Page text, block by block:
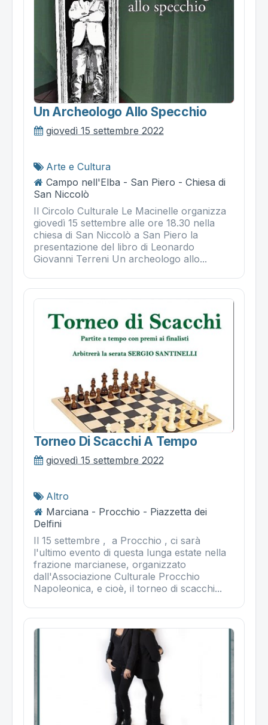
Un Archeologo Allo Specchio
giovedì 15 settembre 2022
Arte e Cultura
Campo nell'Elba - San Piero - Chiesa di
San Niccolò
Il Circolo Culturale Le Macinelle organizza
giovedì 15 settembre alle ore 18.30 nella
chiesa di San Niccolò a San Piero la
presentazione del libro di Leonardo
Giovanni Terreni Un archeologo allo...
Torneo Di Scacchi A Tempo
giovedì 15 settembre 2022
Altro
Marciana - Procchio - Piazzetta dei
Delfini
Il 15 settembre , a Procchio , ci sarà
l'ultimo evento di questa lunga estate nella
frazione marcianese, organizzato
dall'Associazione Culturale Procchio
Napoleonica, e cioè, il torneo di scacchi...